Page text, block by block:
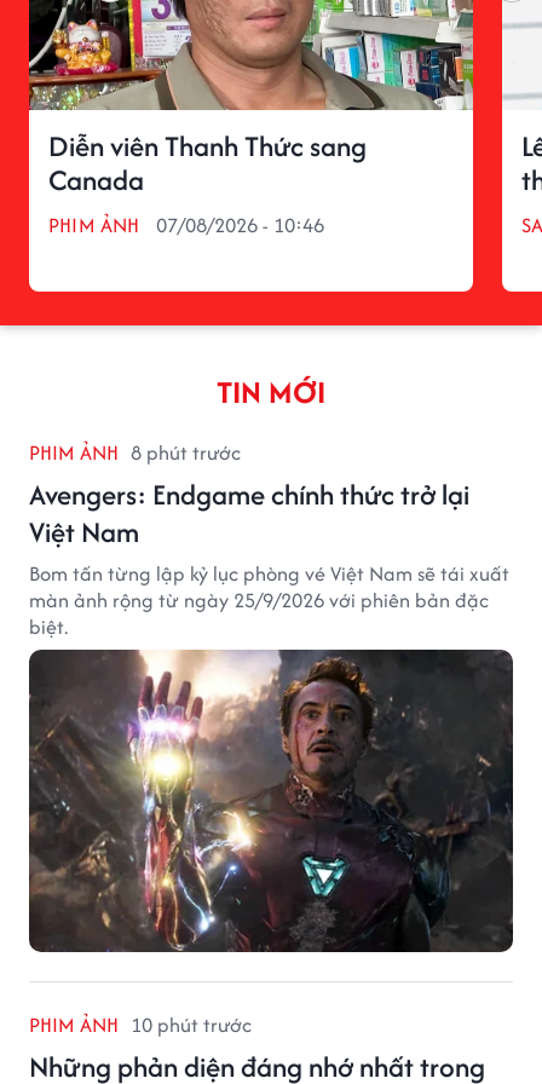
Diễn viên Thanh Thức sang
Canada
PHIM ẢNH 07/08/2026 - 10:46
TIN MỚI
PHIM ẢNH 8 phút trước
Avengers: Endgame chính thức trở lại
Việt Nam
Bom tấn từng lập kỷ lục phòng vé Việt Nam sẽ tái xuất
màn ảnh rộng từ ngày 25/9/2026 với phiên bản đặc
biệt.
PHIM ẢNH 10 phút trước
Những phản diện đáng nhớ nhất trong